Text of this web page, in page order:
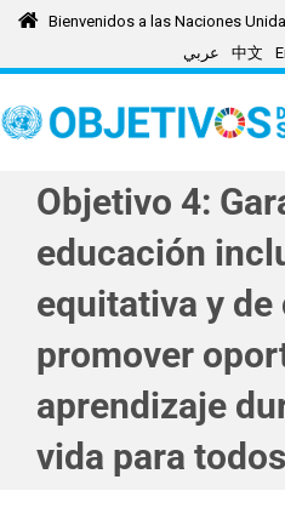
Skip
Bienvenidos a las Naciones
عربي
中文
Objetivo 4:
educación
equitativa y de
promover
aprendizaje
vida para todos